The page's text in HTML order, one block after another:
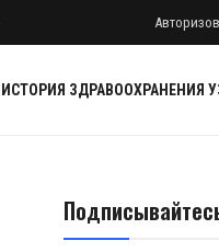
ИСТОРИЯ ЗДРАВООХРАНЕНИЯ